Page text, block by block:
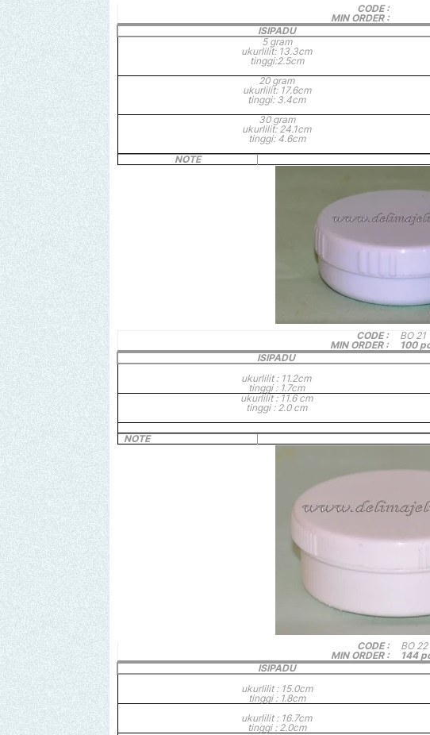
CODE :
MIN ORDER :
ISIPADU
5 gram
ukurlilit: 13.3cm
tinggi:2.5cm
20 gram
ukurlilit: 17.6cm
tinggi: 3.4cm
30 gram
ukurlilit: 24.1cm
tinggi: 4.6cm
NOTE
CODE :
BO 21
MIN ORDER :
100
ISIPADU
ukurlilit : 11.2cm
tinggi : 1.7cm
ukurlilit : 11.6 cm
tinggi : 2.0 cm
NOTE
CODE :
BO 22
MIN ORDER :
144
ISIPADU
ukurlilit : 15.0cm
tinggi : 1.8cm
ukurlilit : 16.7cm
tinggi : 2.0cm